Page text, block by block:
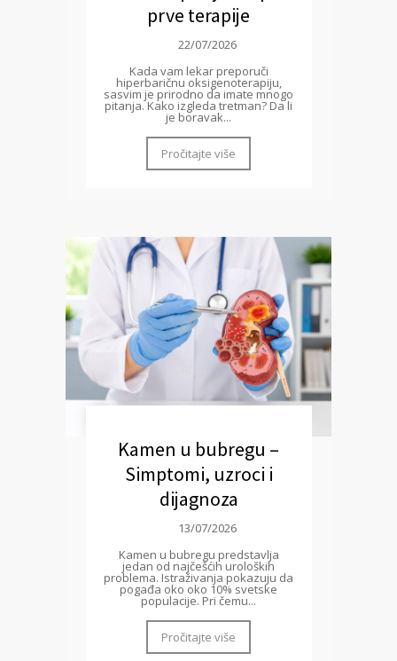
prve terapije
22/07/2026
Kada vam lekar preporuči
hiperbaričnu oksigenoterapiju,
sasvim je prirodno da imate mnogo
pitanja. Kako izgleda tretman? Da li
je boravak...
Pročitajte više
Kamen u bubregu –
Simptomi, uzroci i
dijagnoza
13/07/2026
Kamen u bubregu predstavlja
jedan od najčešćih uroloških
problema. Istraživanja pokazuju da
pogađa oko oko 10% svetske
populacije. Pri čemu...
Pročitajte više